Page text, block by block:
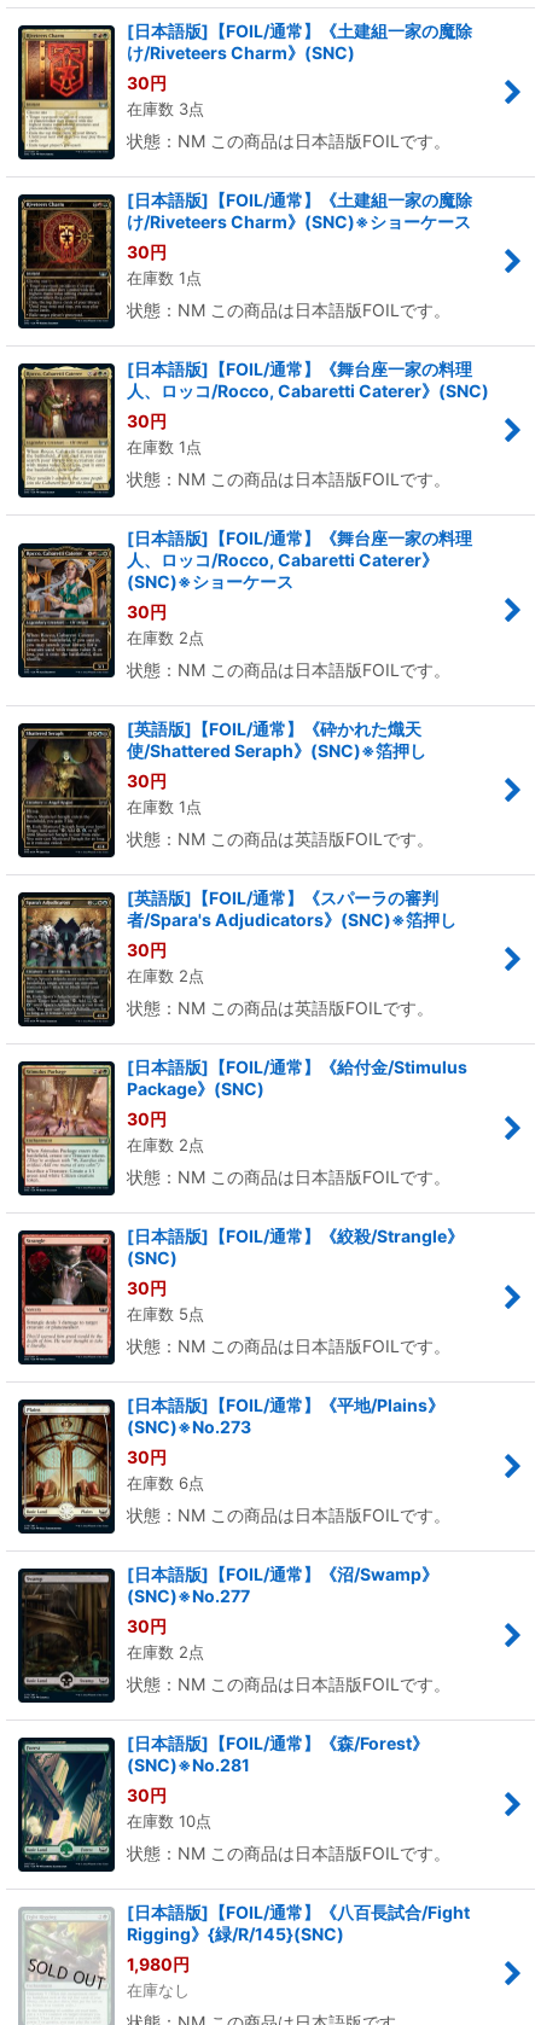
[日本語版]【FOIL/通常】《土建組一家の魔除
け/Riveteers Charm》(SNC)
30円
在庫数 3点
状態：NM この商品は日本語版FOILです。
[日本語版]【FOIL/通常】《土建組一家の魔除
け/Riveteers Charm》(SNC)※ショーケース
30円
在庫数 1点
状態：NM この商品は日本語版FOILです。
[日本語版]【FOIL/通常】《舞台座一家の料理
人、ロッコ/Rocco, Cabaretti Caterer》(SNC)
30円
在庫数 1点
状態：NM この商品は日本語版FOILです。
[日本語版]【FOIL/通常】《舞台座一家の料理
人、ロッコ/Rocco, Cabaretti Caterer》
(SNC)※ショーケース
30円
在庫数 2点
状態：NM この商品は日本語版FOILです。
[英語版]【FOIL/通常】《砕かれた熾天
使/Shattered Seraph》(SNC)※箔押し
30円
在庫数 1点
状態：NM この商品は英語版FOILです。
[英語版]【FOIL/通常】《スパーラの審判
者/Spara's Adjudicators》(SNC)※箔押し
30円
在庫数 2点
状態：NM この商品は英語版FOILです。
[日本語版]【FOIL/通常】《給付金/Stimulus
Package》(SNC)
30円
在庫数 2点
状態：NM この商品は日本語版FOILです。
[日本語版]【FOIL/通常】《絞殺/Strangle》
(SNC)
30円
在庫数 5点
状態：NM この商品は日本語版FOILです。
[日本語版]【FOIL/通常】《平地/Plains》
(SNC)※No.273
30円
在庫数 6点
状態：NM この商品は日本語版FOILです。
[日本語版]【FOIL/通常】《沼/Swamp》
(SNC)※No.277
30円
在庫数 2点
状態：NM この商品は日本語版FOILです。
[日本語版]【FOIL/通常】《森/Forest》
(SNC)※No.281
30円
在庫数 10点
状態：NM この商品は日本語版FOILです。
[日本語版]【FOIL/通常】《八百長試合/Fight
Rigging》{緑/R/145}(SNC)
1,980円
在庫なし